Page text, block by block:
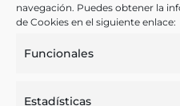
navegación. Puedes obtener la
de Cookies en el siguiente enlace:
Funcionales
Estadísticas
Buscar en